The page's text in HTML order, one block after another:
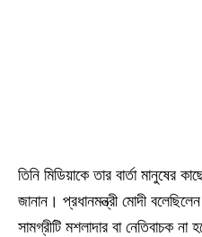
তিনি মিডিয়াকে তার বার্তা মানুষের
জানান। প্রধানমন্ত্রী মোদী
সামগ্রীটি মশলাদার বা নেতিবাচক